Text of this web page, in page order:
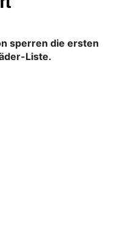
sperren die ersten
Liste.